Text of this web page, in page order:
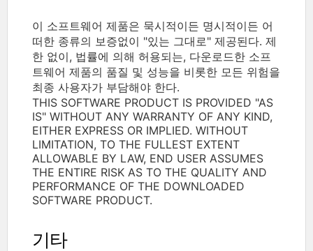
이 소프트웨어 제품은 묵시적이든 명시적이든 어
떠한 종류의 보증없이 "있는 그대로" 제공된다. 제
한 없이, 법률에 의해 허용되는, 다운로드한 소프
트웨어 제품의 품질 및 성능을 비롯한 모든 위험을
최종 사용자가 부담해야 한다.
THIS SOFTWARE PRODUCT IS PROVIDED "AS
IS" WITHOUT ANY WARRANTY OF ANY KIND,
EITHER EXPRESS OR IMPLIED. WITHOUT
LIMITATION, TO THE FULLEST EXTENT
ALLOWABLE BY LAW, END USER ASSUMES
THE ENTIRE RISK AS TO THE QUALITY AND
PERFORMANCE OF THE DOWNLOADED
SOFTWARE PRODUCT.
기타